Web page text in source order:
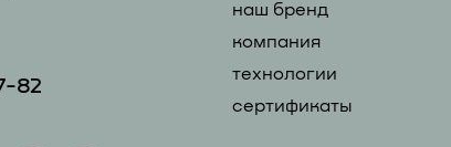
наш бренд
компания
технологии
сертификаты
82